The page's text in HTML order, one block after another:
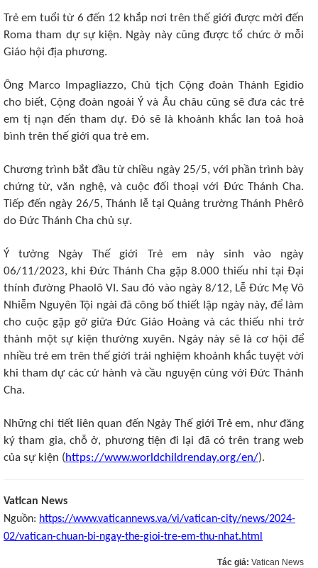
Trẻ em tuổi từ 6 đến 12 khắp nơi trên thế giới được mời đến
Roma tham dự sự kiện. Ngày này cũng được tổ chức ở mỗi
Giáo hội địa phương.
Ông Marco Impagliazzo, Chủ tịch Cộng đoàn Thánh Egidio
cho biết, Cộng đoàn ngoài Ý và Âu châu cũng sẽ đưa các trẻ
em tị nạn đến tham dự. Đó sẽ là khoảnh khắc lan toả hoà
bình trên thế giới qua trẻ em.
Chương trình bắt đầu từ chiều ngày 25/5, với phần trình bày
chứng từ, văn nghệ, và cuộc đối thoại với Đức Thánh Cha.
Tiếp đến ngày 26/5, Thánh lễ tại Quảng trường Thánh Phêrô
do Đức Thánh Cha chủ sự.
Ý tưởng Ngày Thế giới Trẻ em nảy sinh vào ngày
06/11/2023, khi Đức Thánh Cha gặp 8.000 thiếu nhi tại Đại
thính đường Phaolô VI. Sau đó vào ngày 8/12, Lễ Đức Mẹ Vô
Nhiễm Nguyên Tội ngài đã công bố thiết lập ngày này, để làm
cho cuộc gặp gỡ giữa Đức Giáo Hoàng và các thiếu nhi trở
thành một sự kiện thường xuyên. Ngày này sẽ là cơ hội để
nhiều trẻ em trên thế giới trải nghiệm khoảnh khắc tuyệt vời
khi tham dự các cử hành và cầu nguyện cùng với Đức Thánh
Cha.
Những chi tiết liên quan đến Ngày Thế giới Trẻ em, như đăng
ký tham gia, chỗ ở, phương tiện đi lại đã có trên trang web
của sự kiện (https://www.worldchildrenday.org/en/).
Vatican News
Nguồn: https://www.vaticannews.va/vi/vatican-city/news/2024-
02/vatican-chuan-bi-ngay-the-gioi-tre-em-thu-nhat.html
Tác giả: Vatican News